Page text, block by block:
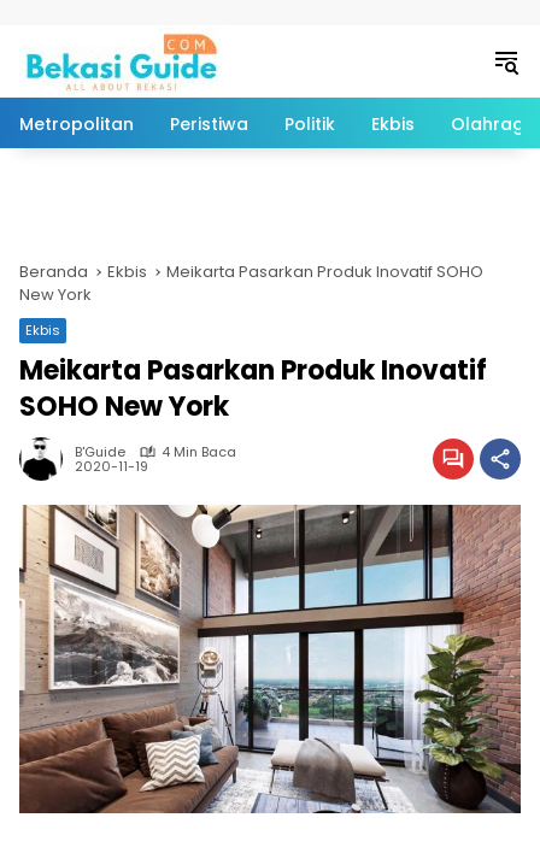
Metropolitan Peristiwa Politik Ekbis Olahraga
Beranda Ekbis
Meikarta Pasarkan Produk Inovatif SOHO
New York
Ekbis
Meikarta Pasarkan Produk Inovatif
SOHO New York
B'Guide 4 Min Baca
2020-11-19